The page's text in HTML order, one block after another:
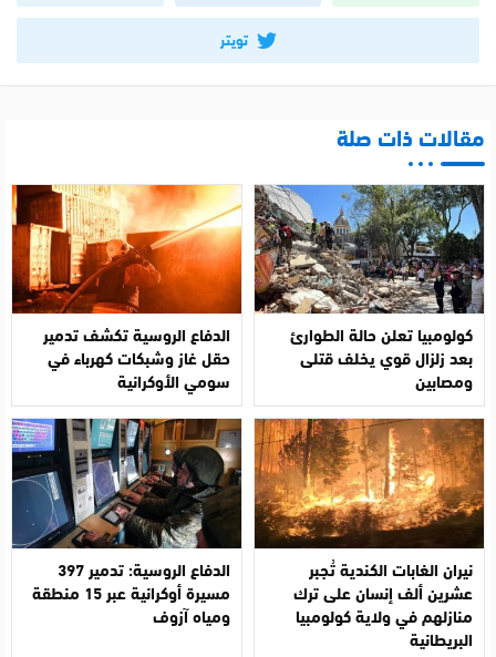
تويتر
مقالات ذات صلة
كولومبيا تعلن حالة الطوارئ
بعد زلزال قوي يخلف قتلى
ومصابين
الدفاع الروسية تكشف تدمير
حقل غاز وشبكات كهرباء في
سومي الأوكرانية
نيران الغابات الكندية تُجبر
عشرين ألف إنسان على ترك
منازلهم في ولاية كولومبيا
البريطانية
الدفاع الروسية: تدمير 397
مسيرة أوكرانية عبر 15 منطقة
ومياه آزوف